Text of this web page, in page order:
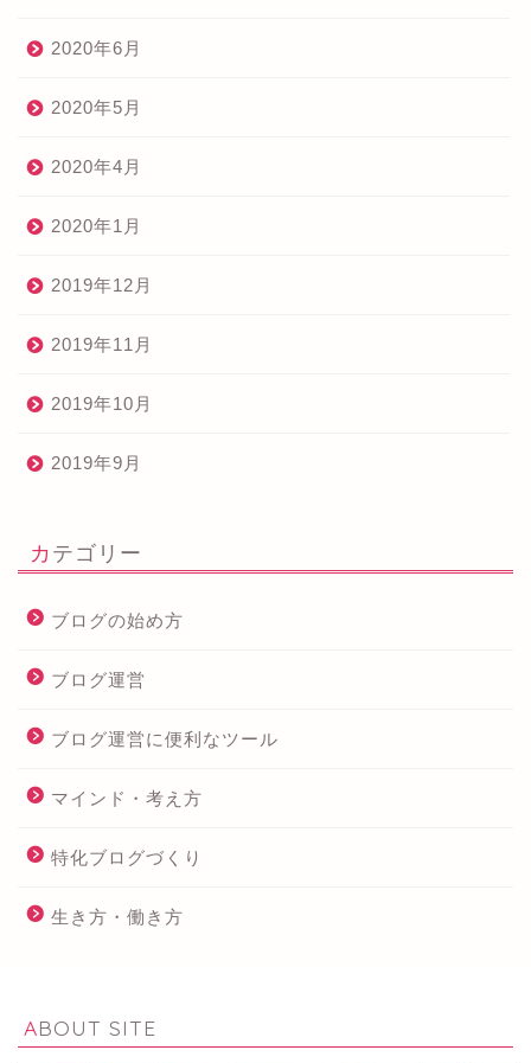
2020年6月
2020年5月
2020年4月
2020年1月
2019年12月
2019年11月
2019年10月
2019年9月
カテゴリー
ブログの始め方
ブログ運営
ブログ運営に便利なツール
マインド・考え方
特化ブログづくり
生き方・働き方
ABOUT SITE